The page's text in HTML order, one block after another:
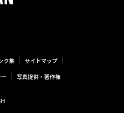
ク集
サイトマップ
写真提供・著作権